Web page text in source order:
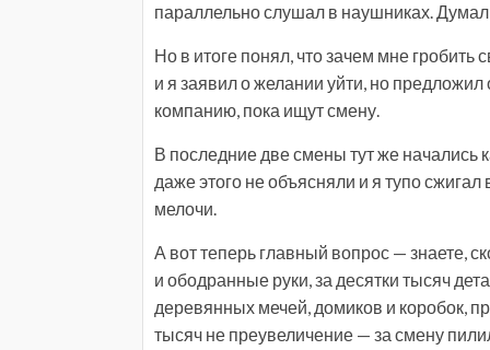
параллельно слушал в наушниках.
Но в итоге понял, что зачем мне
и я заявил о желании уйти, но
компанию, пока ищут смену.
В последние две смены тут же начались
даже этого не объясняли и я тупо сжигал
мелочи.
А вот теперь главный вопрос — знаете,
и ободранные руки, за десятки тысяч
деревянных мечей, домиков и коробок,
тысяч не преувеличение — за смену